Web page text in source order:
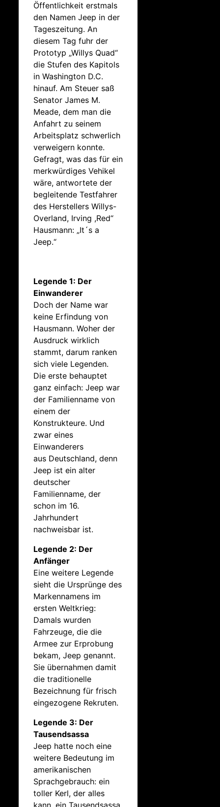
Öffentlichkeit erstmals
den Namen Jeep in der
Tageszeitung. An
diesem Tag fuhr der
Prototyp „Willys Quad“
die Stufen des Kapitols
in Washington D.C.
hinauf. Am Steuer saß
Senator James M.
Meade, dem man die
Anfahrt zu seinem
Arbeitsplatz schwerlich
verweigern konnte.
Gefragt, was das für ein
merkwürdiges Vehikel
wäre, antwortete der
begleitende Testfahrer
des Herstellers Willys-
Overland, Irving ,Red“
Hausmann: „It´s a
Jeep.“
Legende 1: Der
Einwanderer
Doch der Name war
keine Erfindung von
Hausmann. Woher der
Ausdruck wirklich
stammt, darum ranken
sich viele Legenden.
Die erste behauptet
ganz einfach: Jeep war
der Familienname von
einem der
Konstrukteure. Und
zwar eines
Einwanderers
aus Deutschland, denn
Jeep ist ein alter
deutscher
Familienname, der
schon im 16.
Jahrhundert
nachweisbar ist.
Legende 2: Der
Anfänger
Eine weitere Legende
sieht die Ursprünge des
Markennamens im
ersten Weltkrieg:
Damals wurden
Fahrzeuge, die die
Armee zur Erprobung
bekam, Jeep genannt.
Sie übernahmen damit
die traditionelle
Bezeichnung für frisch
eingezogene Rekruten.
Legende 3: Der
Tausendsassa
Jeep hatte noch eine
weitere Bedeutung im
amerikanischen
Sprachgebrauch: ein
toller Kerl, der alles